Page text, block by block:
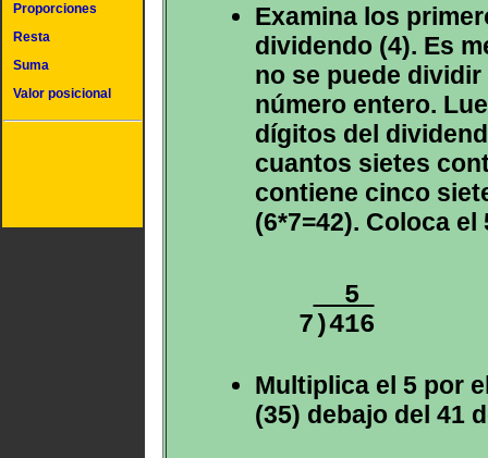
Proporciones
Resta
Suma
Valor posicional
Examina los
dividendo (4). Es
no se puede
número entero.
dígitos del
cuantos sietes
contiene cinco
(6*7=42). Coloca
5
Multiplica el 5 por
(35) debajo del 41